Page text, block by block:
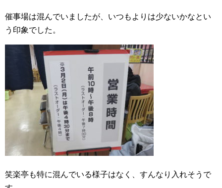
催事場は混んでいましたが、いつもよりは少ないかなとい
う印象でした。
笑楽亭も特に混んでいる様子はなく、すんなり入れそうで